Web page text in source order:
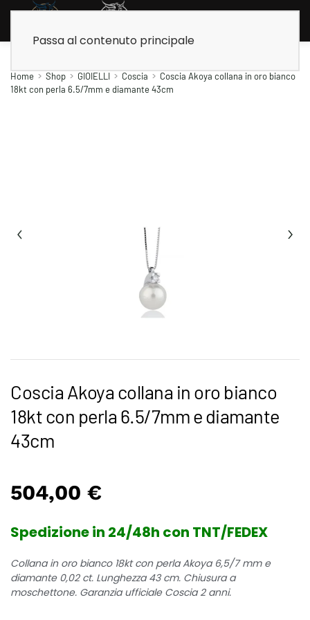
Passa al contenuto principale
Home Shop GIOIELLI Coscia
Coscia Akoya collana in oro bianco
18kt con perla 6.5/7mm e diamante 43cm
Coscia Akoya collana in oro bianco
18kt con perla 6.5/7mm e diamante
43cm
504,00 €
Spedizione in 24/48h con TNT/FEDEX
Collana in oro bianco 18kt con perla Akoya 6,5/7 mm e
diamante 0,02 ct. Lunghezza 43 cm. Chiusura a
moschettone. Garanzia ufficiale Coscia 2 anni.